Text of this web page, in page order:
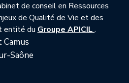
de conseil en Ressources
de Qualité de Vie et des
entité du Groupe APICIL—
.
Saône